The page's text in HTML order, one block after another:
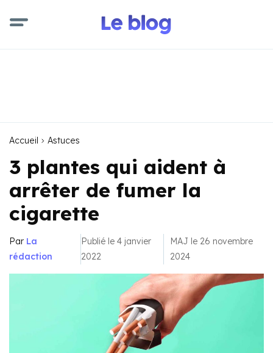
Accueil Astuces
3 plantes qui aident à
arrêter de fumer la
cigarette
Par La
rédaction
Publié le 4 janvier
2022
MAJ le 26 novembre
2024